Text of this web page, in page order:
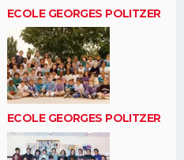
ECOLE GEORGES POLITZER
ECOLE GEORGES POLITZER